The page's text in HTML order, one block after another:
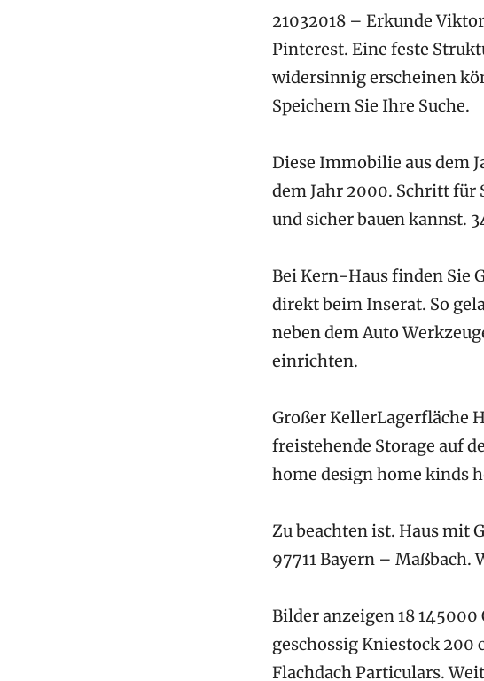
21032018 – Erkunde
Pinterest. Eine feste
widersinnig erscheinen
Speichern Sie Ihre Suche.
Diese Immobilie aus dem
dem Jahr 2000. Schritt für
und sicher bauen kannst.
Bei Kern-Haus finden Sie
direkt beim Inserat. So
neben dem Auto
einrichten.
Großer KellerLagerfläche
freistehende Storage auf
home design home kinds
Zu beachten ist. Haus mit
97711 Bayern – Maßbach.
Bilder anzeigen 18
geschossig Kniestock
Flachdach Particulars.